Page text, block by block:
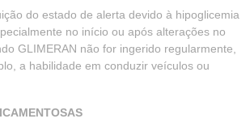
do estado de alerta devido à hipoglicemia
no início ou após alterações no
GLIMERAN não for ingerido regularmente,
a habilidade em conduzir veículos ou